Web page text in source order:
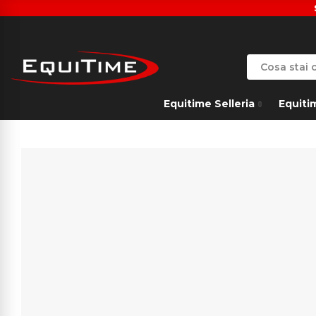
Equitime Selleria